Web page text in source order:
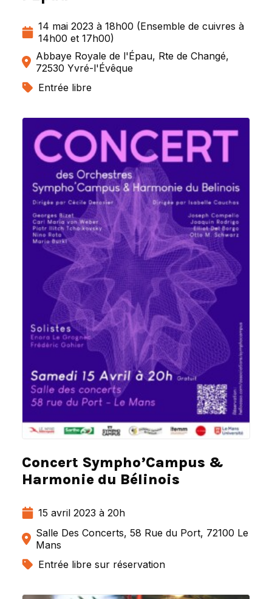
14 mai 2023 à 18h00 (Ensemble de cuivres à
14h00 et 17h00)
Abbaye Royale de l'Épau, Rte de Changé,
72530 Yvré-l'Évêque
Entrée libre
Concert Sympho’Campus &
Harmonie du Bélinois
15 avril 2023 à 20h
Salle Des Concerts, 58 Rue du Port, 72100 Le
Mans
Entrée libre sur réservation